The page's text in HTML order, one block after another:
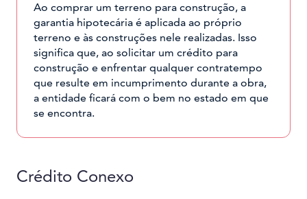
Ao comprar um terreno para construção, a
garantia hipotecária é aplicada ao próprio
terreno e às construções nele realizadas. Isso
significa que, ao solicitar um crédito para
construção e enfrentar qualquer contratempo
que resulte em incumprimento durante a obra,
a entidade ficará com o bem no estado em que
se encontra.
Crédito Conexo